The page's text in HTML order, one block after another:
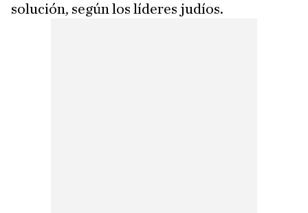
solución, según los líderes judíos.